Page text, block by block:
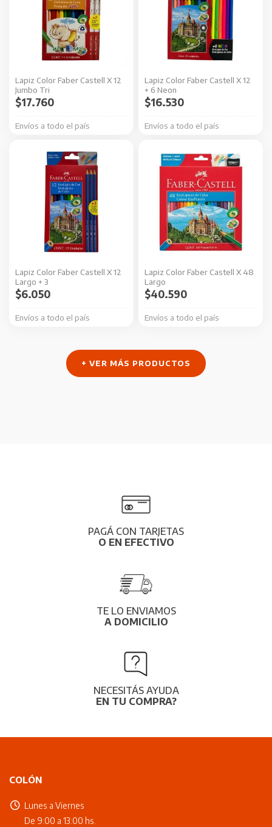
Lapiz Color Faber Castell X 12
Jumbo Tri
Envíos a todo el país
$17.760
Lapiz Color Faber Castell X 12
+ 6 Neon
Envíos a todo el país
$16.530
Lapiz Color Faber Castell X 12
Largo + 3
Envíos a todo el país
$6.050
Lapiz Color Faber Castell X 48
Largo
Envíos a todo el país
$40.590
+ VER MÁS PRODUCTOS
PAGÁ CON TARJETAS
O EN EFECTIVO
TE LO ENVIAMOS
A DOMICILIO
NECESITÁS AYUDA
EN TU COMPRA?
COLÓN
Lunes a Viernes
De 9:00 a 13:00 hs.